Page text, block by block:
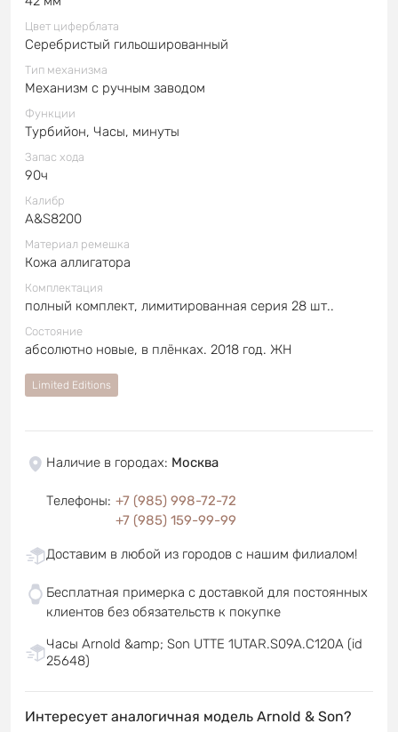
Цвет циферблата
Серебристый гильошированный
Тип механизма
Механизм с ручным заводом
Функции
Турбийон, Часы, минуты
Запас хода
90ч
Калибр
A&S8200
Материал ремешка
Кожа аллигатора
Комплектация
полный комплект, лимитированная серия 28 шт..
Состояние
абсолютно новые, в плёнках. 2018 год. ЖН
Limited Editions
Наличие в городах: Москва
Телефоны: +7 (985) 998-72-72
+7 (985) 159-99-99
Доставим в любой из городов с нашим филиалом!
Бесплатная примерка с доставкой для постоянных
клиентов без обязательств к покупке
Часы Arnold &amp; Son UTTE 1UTAR.S09A.C120A (id
25648)
Интересует аналогичная модель Arnold & Son?